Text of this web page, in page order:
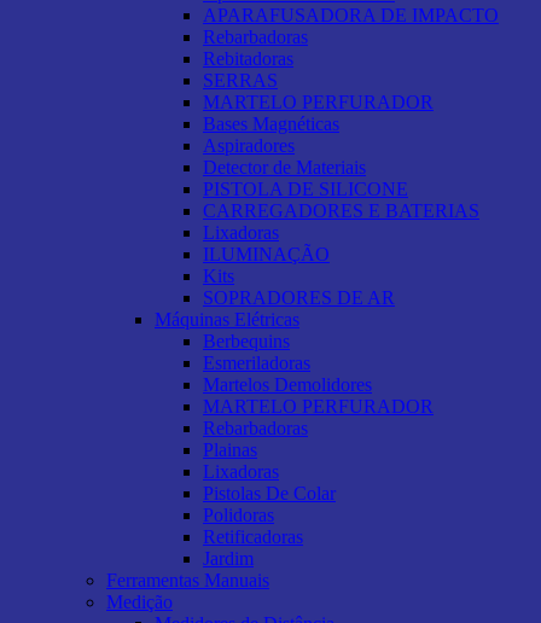
APARAFUSADORA DE IMPACTO
Rebarbadoras
Rebitadoras
SERRAS
MARTELO PERFURADOR
Bases Magnéticas
Aspiradores
Detector de Materiais
PISTOLA DE SILICONE
CARREGADORES E BATERIAS
Lixadoras
ILUMINAÇÃO
Kits
SOPRADORES DE AR
Máquinas Elétricas
Berbequins
Esmeriladoras
Martelos Demolidores
MARTELO PERFURADOR
Rebarbadoras
Plainas
Lixadoras
Pistolas De Colar
Polidoras
Retificadoras
Jardim
Ferramentas Manuais
Medição